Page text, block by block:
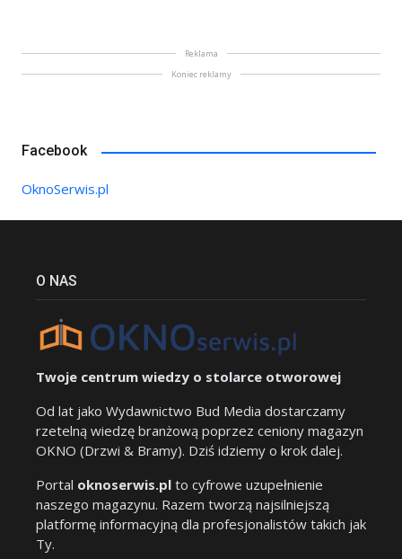
Reklama
Koniec reklamy
Facebook
OknoSerwis.pl
O NAS
Twoje centrum wiedzy o stolarce otworowej
Od lat jako Wydawnictwo Bud Media dostarczamy
rzetelną wiedzę branżową poprzez ceniony magazyn
OKNO (Drzwi & Bramy). Dziś idziemy o krok dalej.
Portal oknoserwis.pl to cyfrowe uzupełnienie
naszego magazynu. Razem tworzą najsilniejszą
platformę informacyjną dla profesjonalistów takich jak
Ty.